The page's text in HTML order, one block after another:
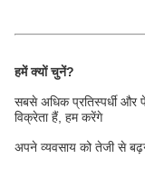
हमें क्यों चुनें?
सबसे अधिक प्रतिस्पर्धी और
विक्रेता हैं, हम करेंगे
अपने व्यवसाय को तेजी से